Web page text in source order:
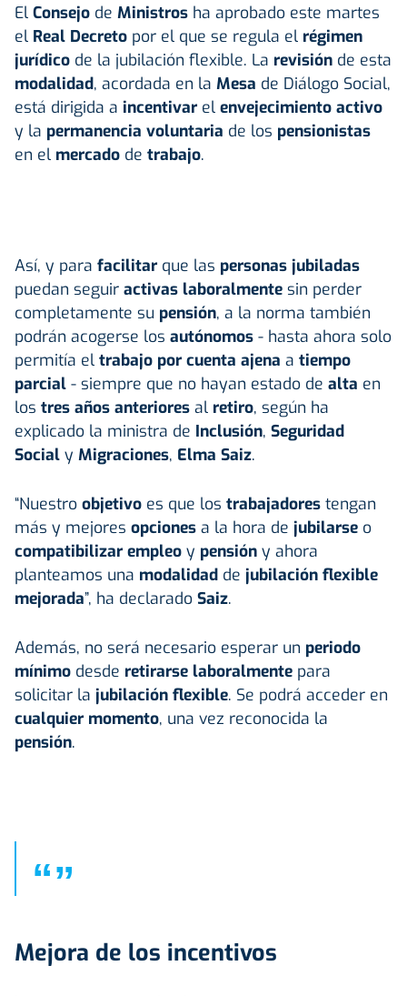
El Consejo de Ministros ha aprobado este martes
el Real Decreto por el que se regula el régimen
jurídico de la jubilación flexible. La revisión de esta
modalidad, acordada en la Mesa de Diálogo Social,
está dirigida a incentivar el envejecimiento activo
y la permanencia voluntaria de los pensionistas
en el mercado de trabajo.
Así, y para facilitar que las personas jubiladas
puedan seguir activas laboralmente sin perder
completamente su pensión, a la norma también
podrán acogerse los autónomos - hasta ahora solo
permitía el trabajo por cuenta ajena a tiempo
parcial - siempre que no hayan estado de alta en
los tres años anteriores al retiro, según ha
explicado la ministra de Inclusión, Seguridad
Social y Migraciones, Elma Saiz.
“Nuestro objetivo es que los trabajadores tengan
más y mejores opciones a la hora de jubilarse o
compatibilizar empleo y pensión y ahora
planteamos una modalidad de jubilación flexible
mejorada”, ha declarado Saiz.
Además, no será necesario esperar un periodo
mínimo desde retirarse laboralmente para
solicitar la jubilación flexible. Se podrá acceder en
cualquier momento, una vez reconocida la
pensión.
“”
Mejora de los incentivos